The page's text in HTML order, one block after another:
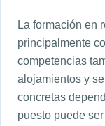
La formación en
principalmente
competencias
alojamientos y
concretas
puesto puede